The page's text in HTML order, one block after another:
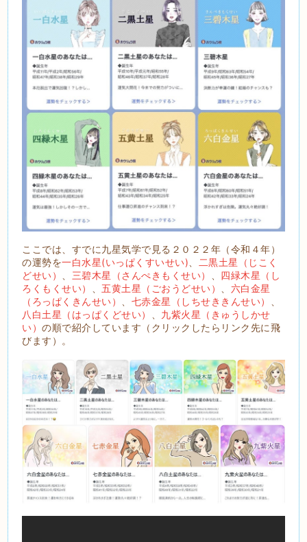
ここでは、すでに九星気学で見る２０２２年（令和４年）
の運勢を一白水星(いっぱくすいせい)
二黒土星（じこく
どせい）
三碧木星（さんぺきもくせい）
四緑木星（し
ろくもくせい）
、五黄土星（ごおうどせい）
六白金星
（ろっぱくきんせい）
七赤金星（しちせききんせい）
八白土星（はっぱくどせい）
九紫火星（きゅうしかせ
い）の順で紹介しています（クリックしたらリンク先に飛
びます）。